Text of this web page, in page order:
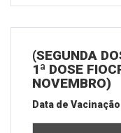
(SEGUNDA
1ª DOSE
NOVEMBRO)
Data de